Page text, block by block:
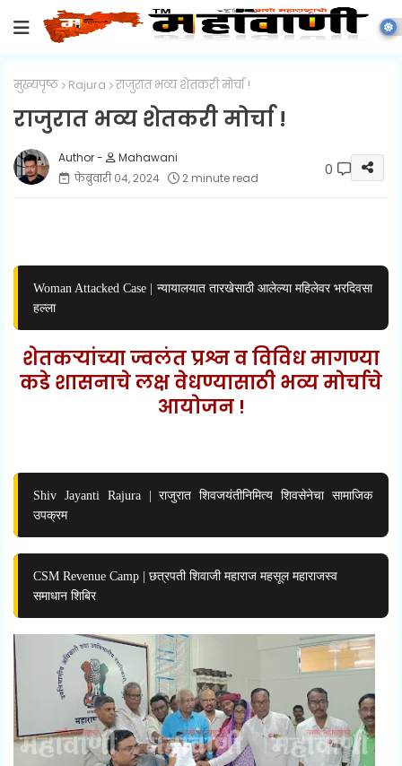
मुख्यपृष्ठ Rajura राजुरात भव्य शेतकरी मोर्चा !
राजुरात भव्य शेतकरी मोर्चा !
Mahawani
फेब्रुवारी ०४, २०२४
2 minute read 0
Woman Attacked Case | न्यायालयात तारखेसाठी आलेल्या महिलेवर भरदिवसा
हल्ला
शेतकऱ्यांच्या ज्वलंत प्रश्न व विविध मागण्या
कडे शासनाचे लक्ष वेधण्यासाठी भव्य मोर्चाचे
आयोजन !
Shiv Jayanti Rajura | राजुरात शिवजयंतीनिमित्य शिवसेनेचा सामाजिक
उपक्रम
CSM Revenue Camp | छत्रपती शिवाजी महाराज महसूल महाराजस्व
समाधान शिबिर